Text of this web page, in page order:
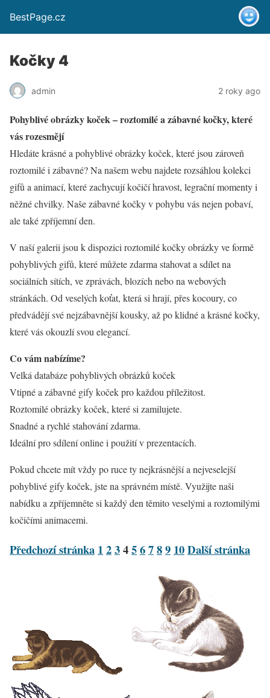
BestPage.cz
Kočky 4
admin 2 roky ago
Pohyblivé obrázky koček – roztomilé a zábavné kočky, které
vás rozesmějí
Hledáte krásné a pohyblivé obrázky koček, které jsou zároveň
roztomilé i zábavné? Na našem webu najdete rozsáhlou kolekci
gifů a animací, které zachycují kočičí hravost, legrační momenty i
něžné chvilky. Naše zábavné kočky v pohybu vás nejen pobaví,
ale také zpříjemní den.
V naší galerii jsou k dispozici roztomilé kočky obrázky ve formě
pohyblivých gifů, které můžete zdarma stahovat a sdílet na
sociálních sítích, ve zprávách, blozích nebo na webových
stránkách. Od veselých koťat, která si hrají, přes kocoury, co
předvádějí své nejzábavnější kousky, až po klidné a krásné kočky,
které vás okouzlí svou elegancí.
Co vám nabízíme?
Velká databáze pohyblivých obrázků koček
Vtipné a zábavné gify koček pro každou příležitost.
Roztomilé obrázky koček, které si zamilujete.
Snadné a rychlé stahování zdarma.
Ideální pro sdílení online i použití v prezentacích.
Pokud chcete mít vždy po ruce ty nejkrásnější a nejveselejší
pohyblivé gify koček, jste na správném místě. Využijte naši
nabídku a zpříjemněte si každý den těmito veselými a roztomilými
kočičími animacemi.
Předchozí stránka 123456789 10Další stránka